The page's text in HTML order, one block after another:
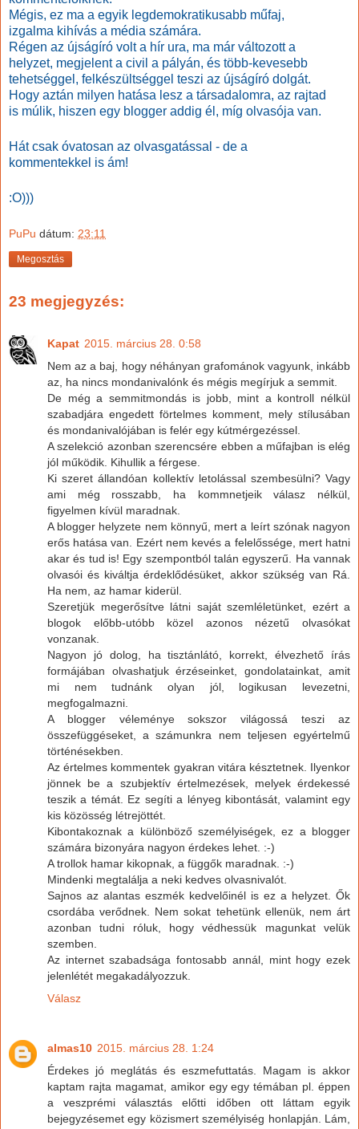
Mégis, ez ma a egyik legdemokratikusabb műfaj,
izgalma kihívás a média számára.
Régen az újságíró volt a hír ura, ma már változott a
helyzet, megjelent a civil a pályán, és több-kevesebb
tehetséggel, felkészültséggel teszi az újságíró dolgát.
Hogy aztán milyen hatása lesz a társadalomra, az rajtad
is múlik, hiszen egy blogger addig él, míg olvasója van.
Hát csak óvatosan az olvasgatással - de a
kommentekkel is ám!
:O)))
PuPu dátum: 23:11
Megosztás
23 megjegyzés:
Kapat 2015. március 28. 0:58
Nem az a baj, hogy néhányan grafománok vagyunk, inkább
az, ha nincs mondanivalónk és mégis megírjuk a semmit.
De még a semmitmondás is jobb, mint a kontroll nélkül
szabadjára engedett förtelmes komment, mely stílusában
és mondanivalójában is felér egy kútmérgezéssel.
A szelekció azonban szerencsére ebben a műfajban is elég
jól működik. Kihullik a férgese.
Ki szeret állandóan kollektív letolással szembesülni? Vagy
ami még rosszabb, ha kommnetjeik válasz nélkül,
figyelmen kívül maradnak.
A blogger helyzete nem könnyű, mert a leírt szónak nagyon
erős hatása van. Ezért nem kevés a felelőssége, mert hatni
akar és tud is! Egy szempontból talán egyszerű. Ha vannak
olvasói és kiváltja érdeklődésüket, akkor szükség van Rá.
Ha nem, az hamar kiderül.
Szeretjük megerősítve látni saját szemléletünket, ezért a
blogok előbb-utóbb közel azonos nézetű olvasókat
vonzanak.
Nagyon jó dolog, ha tisztánlátó, korrekt, élvezhető írás
formájában olvashatjuk érzéseinket, gondolatainkat, amit
mi nem tudnánk olyan jól, logikusan levezetni,
megfogalmazni.
A blogger véleménye sokszor világossá teszi az
összefüggéseket, a számunkra nem teljesen egyértelmű
történésekben.
Az értelmes kommentek gyakran vitára késztetnek. Ilyenkor
jönnek be a szubjektív értelmezések, melyek érdekessé
teszik a témát. Ez segíti a lényeg kibontását, valamint egy
kis közösség létrejöttét.
Kibontakoznak a különböző személyiségek, ez a blogger
számára bizonyára nagyon érdekes lehet. :-)
A trollok hamar kikopnak, a függők maradnak. :-)
Mindenki megtalálja a neki kedves olvasnivalót.
Sajnos az alantas eszmék kedvelőinél is ez a helyzet. Ők
csordába verődnek. Nem sokat tehetünk ellenük, nem árt
azonban tudni róluk, hogy védhessük magunkat velük
szemben.
Az internet szabadsága fontosabb annál, mint hogy ezek
jelenlétét megakadályozzuk.
Válasz
almas10 2015. március 28. 1:24
Érdekes jó meglátás és eszmefuttatás. Magam is akkor
kaptam rajta magamat, amikor egy egy témában pl. éppen
a veszprémi választás előtti időben ott láttam egyik
bejegyzésemet egy közismert személyiség honlapján. Lám,